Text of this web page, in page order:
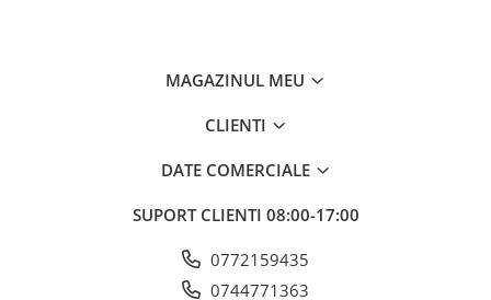
MAGAZINUL MEU
CLIENTI
DATE COMERCIALE
SUPORT CLIENTI 08:00-17:00
0772159435
0744771363